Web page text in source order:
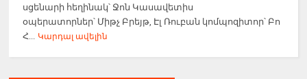
սցենարի հեղինակ՝ Ջոն Կասավետիս
օպերատորներ՝ Միթչ Բրեյթ, Էլ Ռուբան կոմպոզիտոր՝ Բո
Հ... Կարդալ ավելին